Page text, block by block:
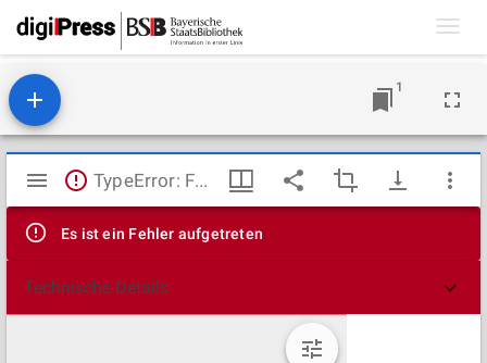
1
Mirador
Viewer
TypeError: Failed to fetch
Es ist ein Fehler aufgetreten
Technische Details